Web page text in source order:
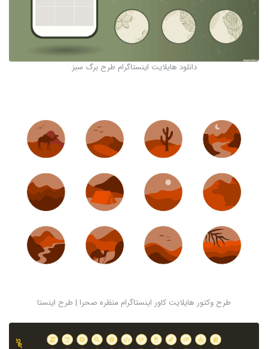
دانلود هایلایت اینستاگرام طرح برگ سبز
طرح وکتور هایلایت کاور اینستاگرام منظره صحرا | طرح اینستا